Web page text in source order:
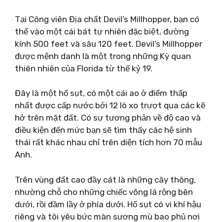
Tại Công viên Địa chất Devil’s Millhopper, bạn có
thể vào một cái bát tự nhiên đặc biệt, đường
kính 500 feet và sâu 120 feet. Devil’s Millhopper
được mệnh danh là một trong những Kỳ quan
thiên nhiên của Florida từ thế kỷ 19.
Đây là một hố sụt, có một cái ao ở điểm thấp
nhất được cấp nước bởi 12 lò xo trượt qua các kẽ
hở trên mặt đất. Có sự tương phản về độ cao và
điều kiện đến mức bạn sẽ tìm thấy các hệ sinh
thái rất khác nhau chỉ trên diện tích hơn 70 mẫu
Anh.
Trên vùng đất cao đầy cát là những cây thông,
nhường chỗ cho những chiếc võng lá rộng bên
dưới, rồi đầm lầy ở phía dưới. Hố sụt có vi khí hậu
riêng và tôi yêu bức màn sương mù bao phủ nơi